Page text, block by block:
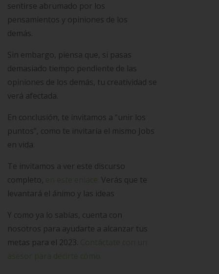
sentirse abrumado por los
pensamientos y opiniones de los
demás.
Sin embargo, piensa que, si pasas
demasiado tiempo pendiente de las
opiniones de los demás, tu creatividad se
verá afectada.
En conclusión, te invitamos a “unir los
puntos”, como te invitaría el mismo Jobs
en vida.
Te invitamos a ver este discurso
completo,
Verás que te
levantará el ánimo y las ideas
Y como ya lo sabías, cuenta con
nosotros para ayudarte a alcanzar tus
metas para el 2023.